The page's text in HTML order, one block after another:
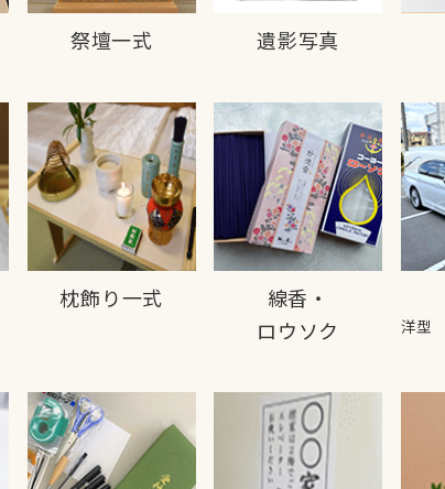
祭壇一式 遺影写真
枕飾り一式
線香・
ロウソク
洋型